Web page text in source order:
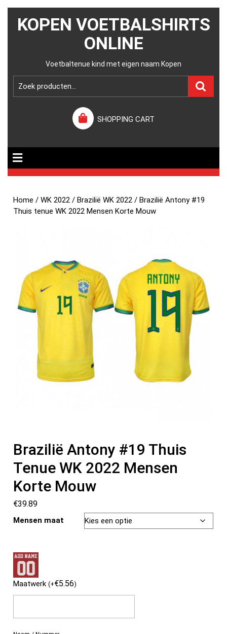
KOPEN VOETBALSHIRTS
ONLINE
Voetbaltenue kind met eigen naam Kopen
SHOPPING CART
Home /WK 2022 /Brazilië WK 2022 / Brazilië Antony #19
Thuis tenue WK 2022 Mensen Korte Mouw
Brazilië Antony #19 Thuis
Tenue WK 2022 Mensen
Korte Mouw
€39.89
Mensen maat
Maatwerk(+€5.56)